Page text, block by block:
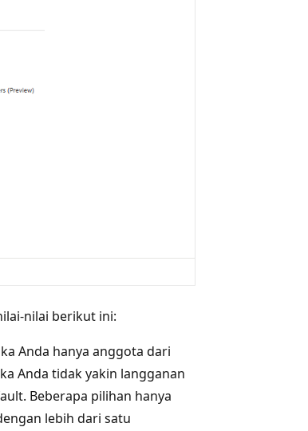
nilai berikut ini:
Anda hanya anggota dari
Anda tidak yakin langganan
Beberapa pilihan hanya
lebih dari satu